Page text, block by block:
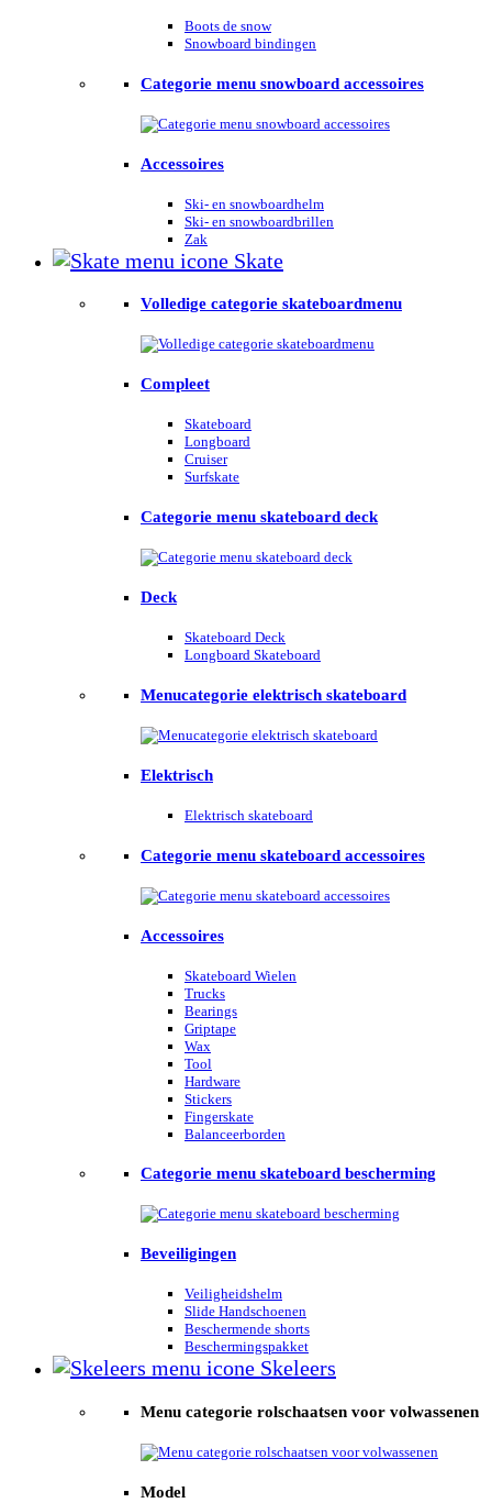
Boots de snow
Snowboard bindingen
Categorie menu snowboard accessoires
Accessoires
Ski- en snowboardhelm
Ski- en snowboardbrillen
Zak
Skate
Volledige categorie skateboardmenu
Compleet
Skateboard
Longboard
Cruiser
Surfskate
Categorie menu skateboard deck
Deck
Skateboard Deck
Longboard Skateboard
Menucategorie elektrisch skateboard
Elektrisch
Elektrisch skateboard
Categorie menu skateboard accessoires
Accessoires
Skateboard Wielen
Trucks
Bearings
Griptape
Wax
Tool
Hardware
Stickers
Fingerskate
Balanceerborden
Categorie menu skateboard bescherming
Beveiligingen
Veiligheidshelm
Slide Handschoenen
Beschermende shorts
Beschermingspakket
Skeleers
Menu categorie rolschaatsen voor volwassenen
Model